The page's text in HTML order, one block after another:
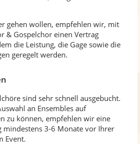
gehen wollen, empfehlen wir, mit
& Gospelchor einen Vertrag
die Leistung, die Gage sowie die
geregelt werden.
sind sehr schnell ausgebucht.
an Ensembles auf
zu können, empfehlen wir eine
mindestens 3-6 Monate vor Ihrer
Event.